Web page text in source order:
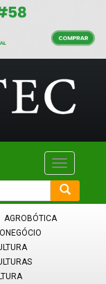
Toggle
AGROBÓTICA